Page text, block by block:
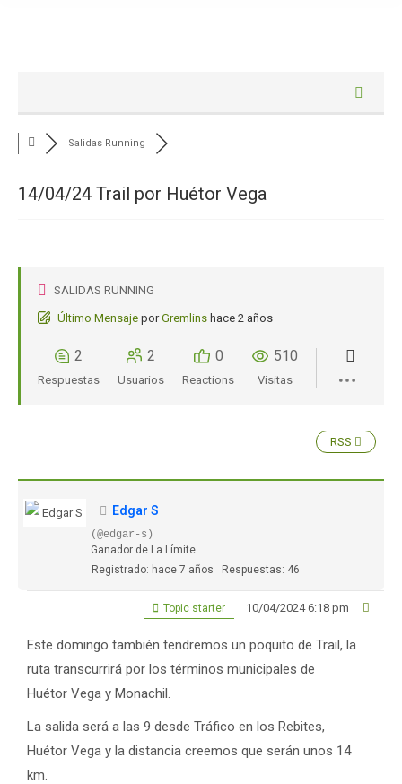
Salidas Running
14/04/24 Trail por Huétor Vega
SALIDAS RUNNING
Último Mensaje por Gremlins hace 2 años
2
Respuestas
2
Usuarios
0
Reactions
510
Visitas
RSS
Edgar S
(@edgar-s)
Ganador de La Límite
Registrado: hace 7 años
Respuestas: 46
Topic starter 10/04/2024 6:18 pm
Este domingo también tendremos un poquito de Trail, la
ruta transcurrirá por los términos municipales de
Huétor Vega y Monachil.
La salida será a las 9 desde Tráfico en los Rebites,
Huétor Vega y la distancia creemos que serán unos 14
km.